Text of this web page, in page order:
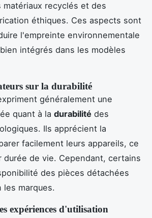
recyclés et des
éthiques. Ces aspects sont
l'empreinte environnementale
intégrés dans les modèles
sur la durabilité
généralement une
quant à la durabilité des
Ils apprécient la
facilement leurs appareils, ce
durée de vie. Cependant, certains
des pièces détachées
les marques.
expériences d'utilisation